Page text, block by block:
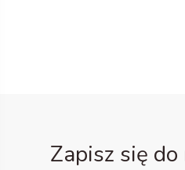
Zapisz się